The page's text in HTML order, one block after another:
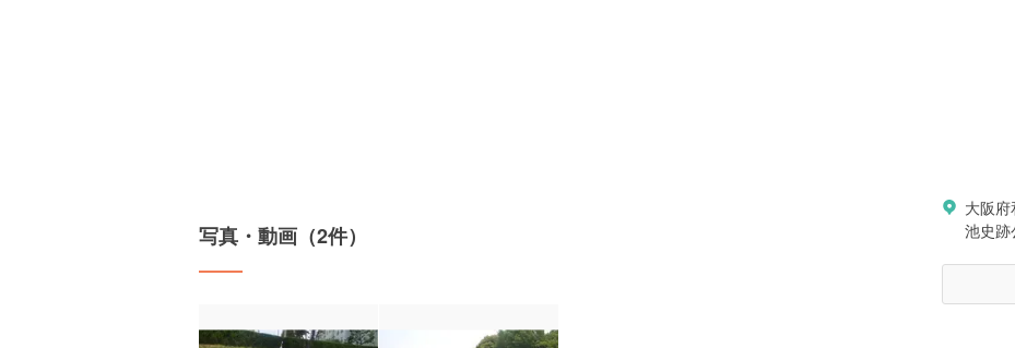
写真・動画（2件）
大阪
池史跡